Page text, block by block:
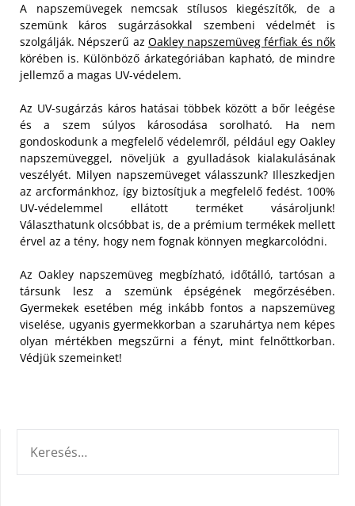
A napszemüvegek nemcsak stílusos kiegészítők, de a
szemünk káros sugárzásokkal szembeni védelmét is
szolgálják. Népszerű az Oakley napszemüveg férfiak és nők
körében is. Különböző árkategóriában kapható, de mindre
jellemző a magas UV-védelem.
Az UV-sugárzás káros hatásai többek között a bőr leégése
és a szem súlyos károsodása sorolható. Ha nem
gondoskodunk a megfelelő védelemről, például egy Oakley
napszemüveggel, növeljük a gyulladások kialakulásának
veszélyét. Milyen napszemüveget válasszunk? Illeszkedjen
az arcformánkhoz, így biztosítjuk a megfelelő fedést. 100%
UV-védelemmel ellátott terméket vásároljunk!
Választhatunk olcsóbbat is, de a prémium termékek mellett
érvel az a tény, hogy nem fognak könnyen megkarcolódni.
Az Oakley napszemüveg megbízható, időtálló, tartósan a
társunk lesz a szemünk épségének megőrzésében.
Gyermekek esetében még inkább fontos a napszemüveg
viselése, ugyanis gyermekkorban a szaruhártya nem képes
olyan mértékben megszűrni a fényt, mint felnőttkorban.
Védjük szemeinket!